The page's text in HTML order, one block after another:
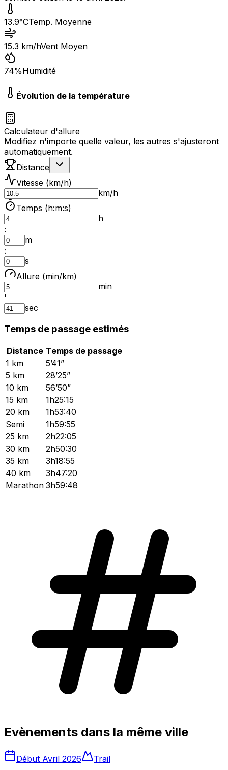
13.9°CTemp. Moyenne
15.3 km/hVent Moyen
74%Humidité
Évolution de la température
Calculateur d'allure
Modifiez n'importe quelle valeur, les autres s'ajusteront
automatiquement.
Distance
Vitesse (km/h)
km/h
Temps (h:m:s)
h
:
m
:
s
Allure (min/km)
min
'
sec
Temps de passage estimés
Distance Temps de passage
1 km
5’41”
5 km
28’25”
10 km
56’50”
15 km
1h25:15
20 km
1h53:40
Semi
1h59:55
25 km
2h22:05
30 km
2h50:30
35 km
3h18:55
40 km
3h47:20
Marathon 3h59:48
Evènements dans la même ville
Début Avril 2026 Trail